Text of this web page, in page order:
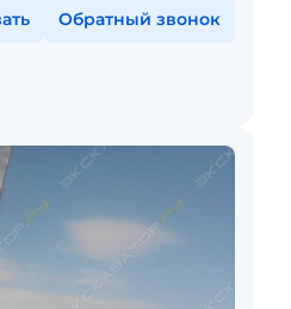
Обратный звонок